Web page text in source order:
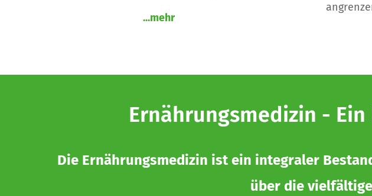
...mehr
Ernährungsmedizin -
Die Ernährungsmedizin ist ein integraler
über die